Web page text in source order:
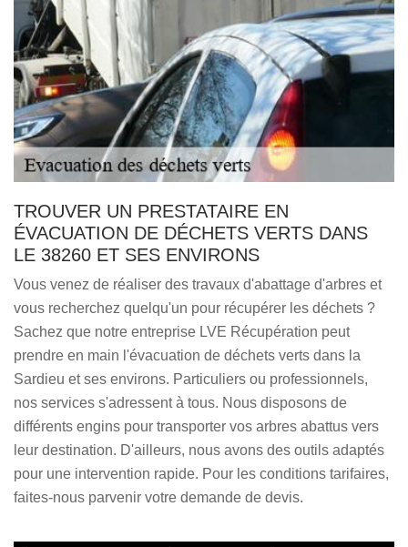
TROUVER UN PRESTATAIRE EN
ÉVACUATION DE DÉCHETS VERTS DANS
LE 38260 ET SES ENVIRONS
Vous venez de réaliser des travaux d'abattage d'arbres et
vous recherchez quelqu'un pour récupérer les déchets ?
Sachez que notre entreprise LVE Récupération peut
prendre en main l'évacuation de déchets verts dans la
Sardieu et ses environs. Particuliers ou professionnels,
nos services s'adressent à tous. Nous disposons de
différents engins pour transporter vos arbres abattus vers
leur destination. D'ailleurs, nous avons des outils adaptés
pour une intervention rapide. Pour les conditions tarifaires,
faites-nous parvenir votre demande de devis.